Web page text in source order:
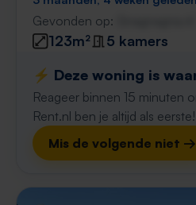
Gevonden op:
123m²
5 kamers
⚡️ Deze woning is
Reageer binnen 15 minuten
Rent.nl ben je altijd als eerste!
Mis de volgende niet →